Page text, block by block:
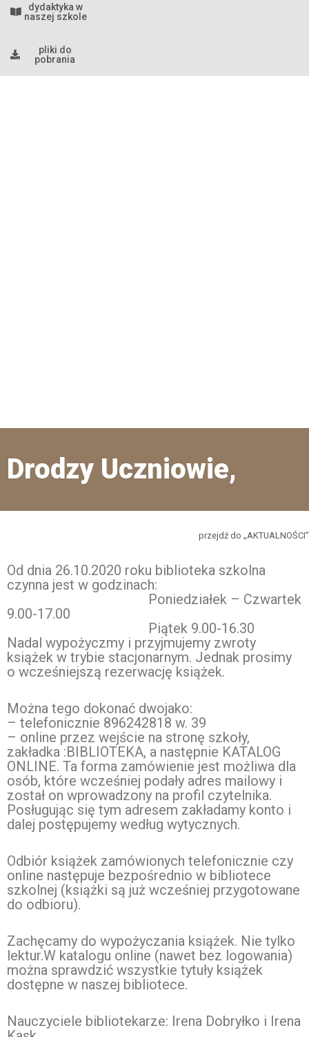
dydaktyka w
naszej szkole
pliki do
pobrania
Drodzy Uczniowie,
przejdź do „AKTUALNOŚCI”
Od dnia 26.10.2020 roku biblioteka szkolna
czynna jest w godzinach:
Poniedziałek – Czwartek
9.00-17.00
Piątek 9.00-16.30
Nadal wypożyczmy i przyjmujemy zwroty
książek w trybie stacjonarnym. Jednak prosimy
o wcześniejszą rezerwację książek.
Można tego dokonać dwojako:
– telefonicznie 896242818 w. 39
– online przez wejście na stronę szkoły,
zakładka :BIBLIOTEKA, a następnie KATALOG
ONLINE. Ta forma zamówienie jest możliwa dla
osób, które wcześniej podały adres mailowy i
został on wprowadzony na profil czytelnika.
Posługując się tym adresem zakładamy konto i
dalej postępujemy według wytycznych.
Odbiór książek zamówionych telefonicznie czy
online następuje bezpośrednio w bibliotece
szkolnej (książki są już wcześniej przygotowane
do odbioru).
Zachęcamy do wypożyczania książek. Nie tylko
lektur.W katalogu online (nawet bez logowania)
można sprawdzić wszystkie tytuły książek
dostępne w naszej bibliotece.
Nauczyciele bibliotekarze: Irena Dobryłko i Irena